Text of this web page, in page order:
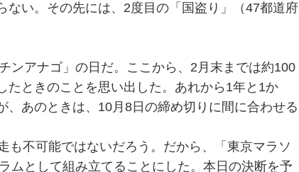
ない。その先には、2度目の「国盗り」（47都道府
ンアナゴ」の日だ。ここから、2月末までは約100
たときのことを思い出した。あれから1年と1か
、あのときは、10月8日の締め切りに間に合わせる
不可能ではないだろう。だから、「東京マラソ
ムとして組み立てることにした。本日の決断を予